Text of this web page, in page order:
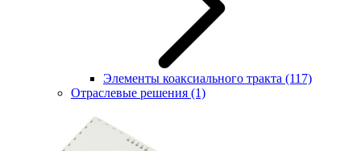
Элементы коаксиального тракта (117)
Отраслевые решения (1)